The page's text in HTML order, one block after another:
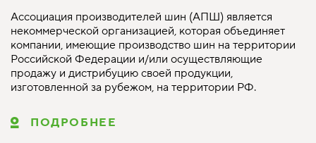
Ассоциация производителей шин (АПШ) является
некоммерческой организацией, которая объединяет
компании, имеющие производство шин на территории
Российской Федерации и/или осуществляющие
продажу и дистрибуцию своей продукции,
изготовленной за рубежом, на территории РФ.
ПОДРОБНЕЕ